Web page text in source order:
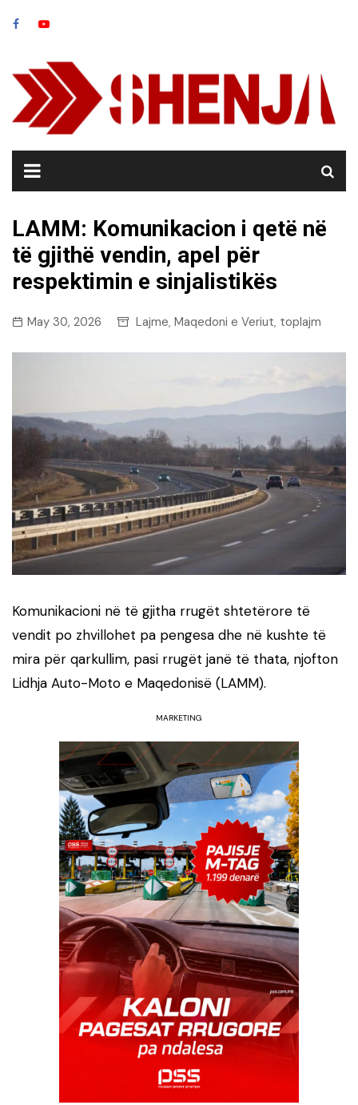
LAMM: Komunikacion i qetë në
të gjithë vendin, apel për
respektimin e sinjalistikës
May 30, 2026 Lajme, Maqedoni e Veriut, toplajm
Komunikacioni në të gjitha rrugët shtetërore të
vendit po zhvillohet pa pengesa dhe në kushte të
mira për qarkullim, pasi rrugët janë të thata, njofton
Lidhja Auto-Moto e Maqedonisë (LAMM).
MARKETING